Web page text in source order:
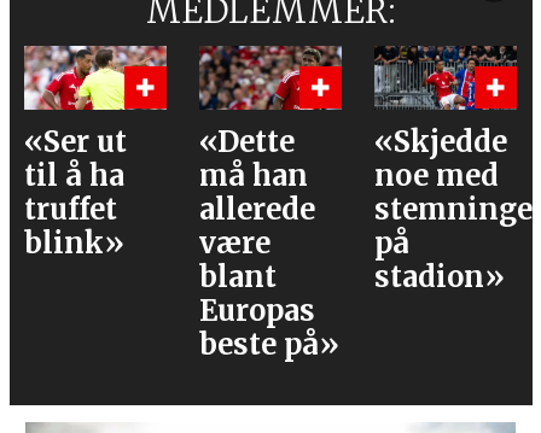
MEDLEMMER:
«Ser ut
til å ha
truffet
blink»
«Dette
må han
allerede
være
blant
Europas
beste på»
«Skjedde
noe med
på
stadion»